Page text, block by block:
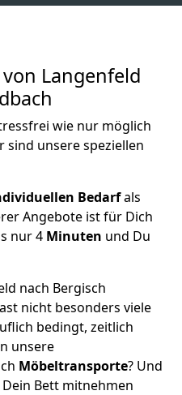
Langenfeld
wie nur möglich
sind unsere speziellen
Bedarfals
Angebote ist für Dich
nur 4 Minuten und Du
nach Bergisch
nicht besonders viele
bedingt, zeitlich
unsere
Möbeltransporte? Und
Bett mitnehmen